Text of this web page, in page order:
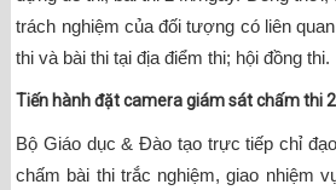
trách nghiệm của đối tượng có liên
thi và bài thi tại địa điểm thi; hội đồng thi.
Tiến hành đặt camera giám sát chấm thi
Bộ Giáo dục & Đào tạo trực tiếp chỉ
chấm bài thi trắc nghiệm, giao nhiệm